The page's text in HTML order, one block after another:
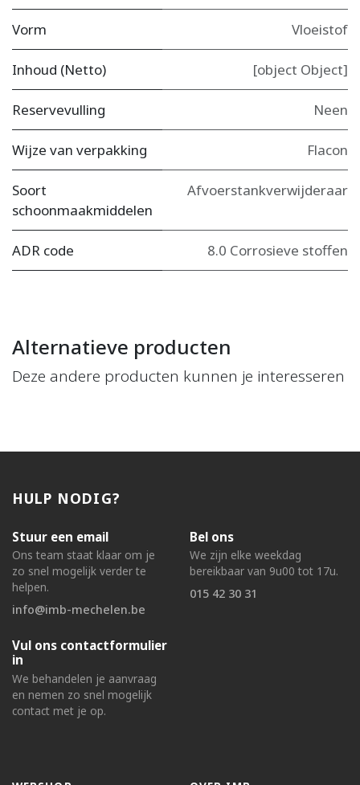
Vorm Vloeistof
Inhoud (Netto) [object Object]
Reservevulling Neen
Wijze van verpakking Flacon
Soort
schoonmaakmiddelen
Afvoerstankverwijderaar
ADR code 8.0 Corrosieve stoffen
Alternatieve producten
Deze andere producten kunnen je interesseren
HULP NODIG?
Stuur een email
Ons team staat klaar om je
zo snel mogelijk verder te
helpen.
info@imb-mechelen.be
Bel ons
We zijn elke weekdag
bereikbaar van 9u00 tot 17u.
015 42 30 31
Vul ons contactformulier
in
We behandelen je aanvraag
en nemen zo snel mogelijk
contact met je op.